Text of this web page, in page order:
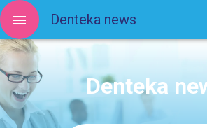
Denteka
Denteka news